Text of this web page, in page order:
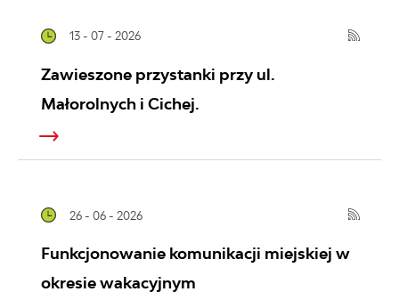
13 - 07 - 2026
Zawieszone przystanki przy ul.
Małorolnych i Cichej.
26 - 06 - 2026
Funkcjonowanie komunikacji miejskiej w
okresie wakacyjnym